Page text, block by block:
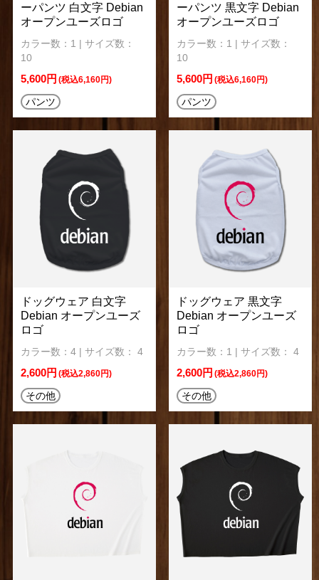
ーパンツ 白文字 Debian
オープンユーズロゴ
カラー数：1 | サイズ数：
10
5,600円 (税込6,160円)
パンツ
ーパンツ 黒文字 Debian
オープンユーズロゴ
カラー数：1 | サイズ数：
10
5,600円 (税込6,160円)
パンツ
ドッグウェア 白文字
Debian オープンユーズ
ロゴ
カラー数：4 | サイズ数： 4
2,600円 (税込2,860円)
その他
ドッグウェア 黒文字
Debian オープンユーズ
ロゴ
カラー数：1 | サイズ数： 4
2,600円 (税込2,860円)
その他